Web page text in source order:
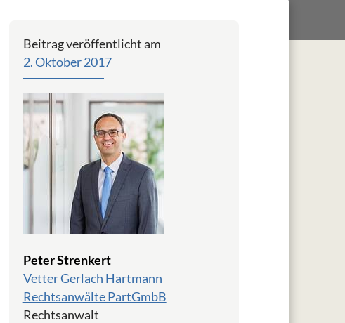
Beitrag veröffentlicht am
2. Oktober 2017
Peter Strenkert
Vetter Gerlach Hartmann
Rechtsanwälte PartGmbB
Rechtsanwalt